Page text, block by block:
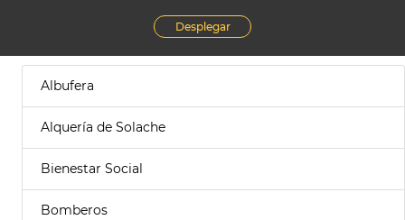
Desplegar
Albufera
Alquería de Solache
Bienestar Social
Bomberos